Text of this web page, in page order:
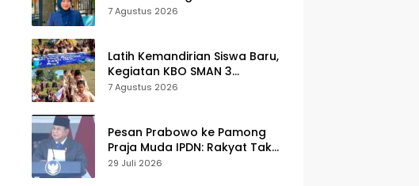
Klarifikasi, Luruskan Isu Proyek
7 Agustus 2026
Latih Kemandirian Siswa Baru,
Kegiatan KBO SMAN 3
Pekalongan Mendapat
7 Agustus 2026
Pesan Prabowo ke Pamong
Praja Muda IPDN: Rakyat Tak
Butuh Birokrasi Berbelit
29 Juli 2026